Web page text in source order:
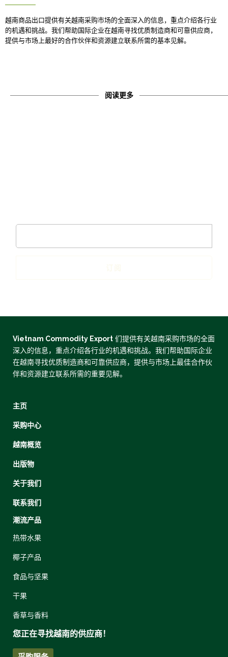
越南商品出口提供有关越南采购市场的全面深入的信息，重点介绍各行业
的机遇和挑战。 我们帮助国际企业在越南寻找优质制造商和可靠供应商，
提供与市场上最好的合作伙伴和资源建立联系所需的基本见解。
阅读更多
Vietnam Commodity Export 们提供有关越南采购市场的全面
深入的信息，重点介绍各行业的机遇和挑战。我们帮助国际企业
在越南寻找优质制造商和可靠供应商，提供与市场上最佳合作伙
伴和资源建立联系所需的重要见解。
主页
采购中心
越南概览
出版物
关于我们
联系我们
潮流产品
热带水果
椰子产品
食品与坚果
干果
香草与香料
您正在寻找越南的供应商！